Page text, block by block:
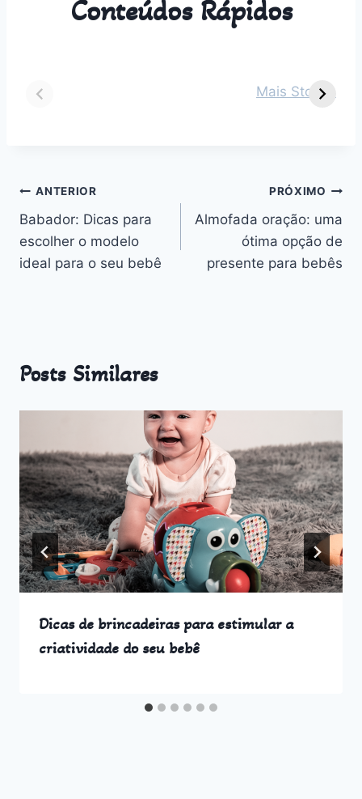
Conteúdos Rápidos
Mais Stories
seu bebê de 2
sobre Parto
Navegação
de
Post
ANTERIOR
Babador: Dicas para
escolher o modelo
ideal para o seu bebê
PRÓXIMO
Almofada oração: uma
ótima opção de
presente para bebês
Posts Similares
Dicas de brincadeiras para estimular a
criatividade do seu bebê